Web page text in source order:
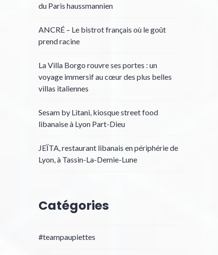
du Paris haussmannien
ANCRÉ – Le bistrot français où le goût
prend racine
La Villa Borgo rouvre ses portes : un
voyage immersif au cœur des plus belles
villas italiennes
Sesam by Litani, kiosque street food
libanaise à Lyon Part-Dieu
JEÏTA, restaurant libanais en périphérie de
Lyon, à Tassin-La-Demie-Lune
Catégories
#teampaupiettes